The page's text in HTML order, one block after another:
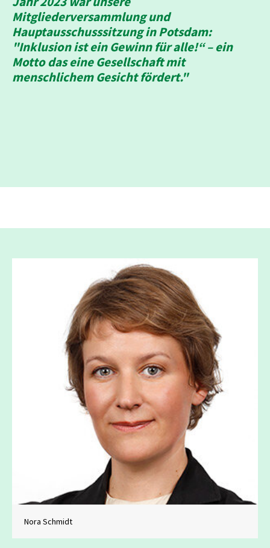
Mitgliederversammlung und
Hauptausschusssitzung in Potsdam:
"Inklusion ist ein Gewinn für alle!“ – ein
Motto das eine Gesellschaft mit
menschlichem Gesicht fördert."
Nora Schmidt